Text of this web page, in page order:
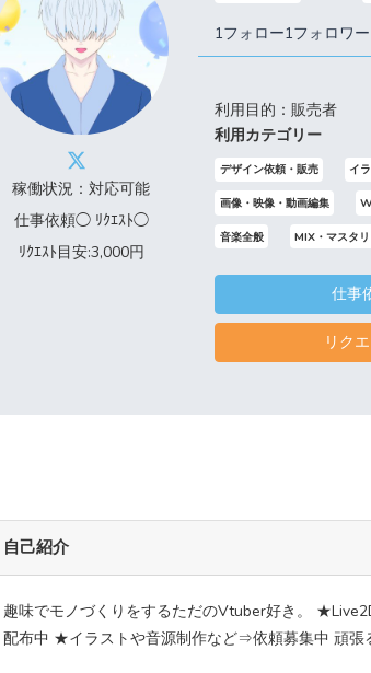
稼働状況：対応可能
仕事依頼◯ ﾘｸｴｽﾄ◯
ﾘｸｴｽﾄ目安:3,000円
1フォロー1フォロワー
利用目的：販売者
利用カテゴリー
デザイン依頼・販売 イ
画像・映像・動画編集
音楽全般 MIX・マスタ
仕事
リク
自己紹介
趣味でモノづくりをするただのVtuber好き。
配布中 ★イラストや音源制作など⇒依頼募集中 頑張